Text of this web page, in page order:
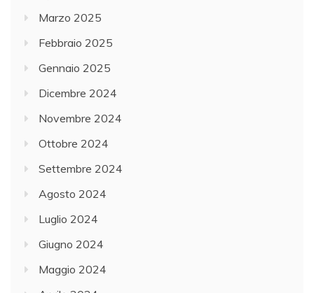
Marzo 2025
Febbraio 2025
Gennaio 2025
Dicembre 2024
Novembre 2024
Ottobre 2024
Settembre 2024
Agosto 2024
Luglio 2024
Giugno 2024
Maggio 2024